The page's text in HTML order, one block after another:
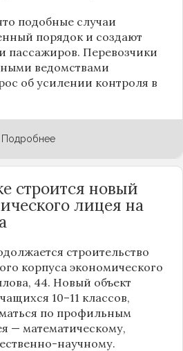
подобные случаи
порядок и создают
пассажиров. Перевозчики
ведомствами
об усилении контроля в
Подробнее
строится новый
лицея на
строительство
корпуса экономического
44. Новый объект
10–11 классов,
по профильным
— математическому,
научному.